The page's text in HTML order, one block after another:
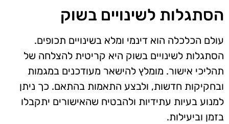
הסתגלות לשינויים בשוק
עולם הכלכלה הוא דינמי ומלא בשינויים תכופים.
הסתגלות לשינויים בשוק היא קריטית להצלחה של
תהליכי אישור. מומלץ להישאר מעודכנים במגמות
ובחקיקות חדשות, ולבצע התאמות בהתאם. כך ניתן
למנוע בעיות עתידיות ולהבטיח שהאישורים יתקבלו
בזמן וביעילות.